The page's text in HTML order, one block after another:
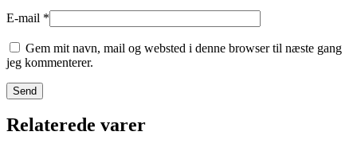
E-mail *
Gem mit navn, mail og websted i denne browser til næste gang
jeg kommenterer.
Relaterede varer